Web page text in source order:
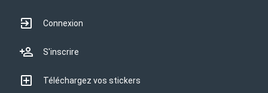
Connexion
S'inscrire
Téléchargez vos stickers